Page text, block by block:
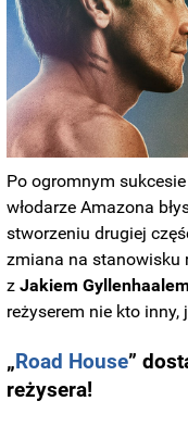
Po ogromnym
włodarze Amazona
stworzeniu drugiej
zmiana na stanowisku
zJakiem Gyllenhaalem
reżyserem nie kto
„ Road House”
reżysera!